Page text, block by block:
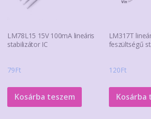
LM78L15 15V 100mA lineáris
stabilizátor IC
79Ft
Kosárba teszem
LM317T
feszültségű
120Ft
Kosárba